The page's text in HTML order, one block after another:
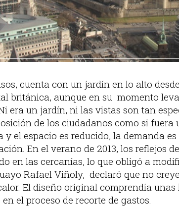
cuenta con un jardín en lo alto
británica, aunque en su momento
era un jardín, ni las vistas son tan
de los ciudadanos como si fuera
y el espacio es reducido, la demanda
En el verano de 2013, los reflejos
en las cercanías, lo que obligó a
Rafael Viñoly, declaró que no
El diseño original comprendía unas
el proceso de recorte de gastos.